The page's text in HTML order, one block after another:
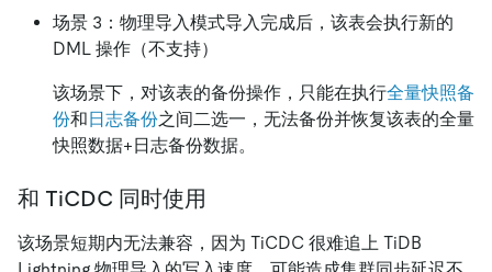
场景 3：物理导入模式导入完成后，该表会执行新的
DML 操作（不支持）
该场景下，对该表的备份操作，只能在执行全量快照备
份和 日志备份之间二选一，无法备份并恢复该表的全量
快照数据+日志备份数据。
和 TiCDC 同时使用
该场景短期内无法兼容，因为 TiCDC 很难追上 TiDB